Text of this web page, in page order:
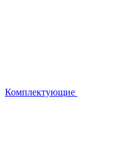
Комплектующие